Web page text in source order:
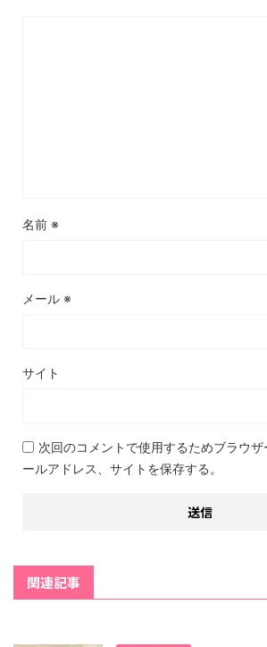
名前 ※
メール ※
サイト
次回のコメントで使用するためブラウ
ールアドレス、サイトを保存する。
関連記事